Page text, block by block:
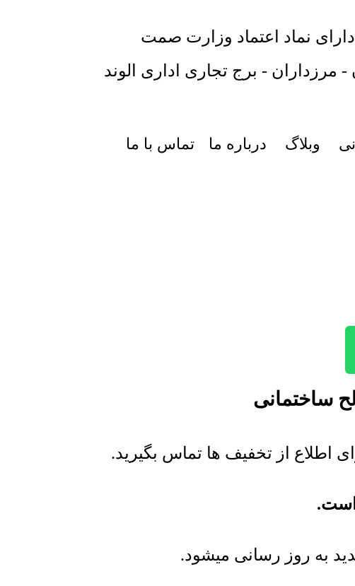
دارای نماد اعتماد وزارت صمت
- مرزداران - برج تجاری اداری الوند
وبلاگ درباره ما تماس با ما
ساختمانی
اطلاع از تخفیف ها تماس بگیرید.
به روز رسانی میشود.